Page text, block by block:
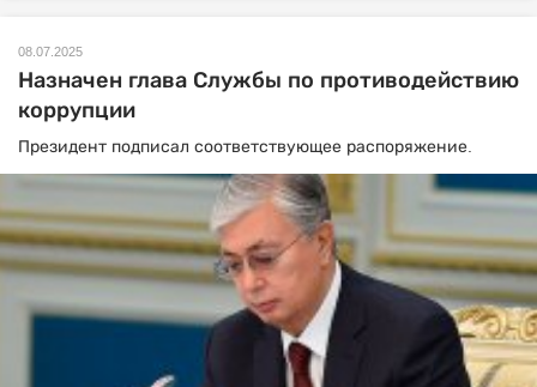
08.07.2025
Назначен глава Службы по противодействию
коррупции
Президент подписал соответствующее распоряжение.